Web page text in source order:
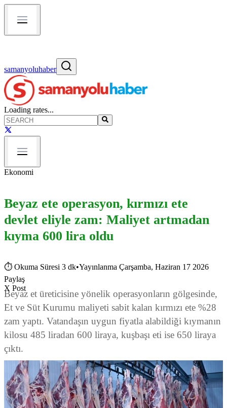
samanyoluhaber
Loading rates...
Ekonomi
Beyaz ete operasyon, kırmızı ete
devlet eliyle zam: Maliyet artmadan
kıyma 600 lira oldu
⏱ Okuma Süresi 3 dk•Yayınlanma Çarşamba, Haziran 17 2026
Paylaş
X Post
Beyaz et üreticisine yönelik operasyonların gölgesinde,
Et ve Süt Kurumu maliyeti sabit kalan kırmızı ete %28
zam yaptı. Vatandaşın uygun fiyatla alabildiği kıymanın
kilosu 485 liradan 600 liraya, kuşbaşı eti ise 650 liraya
çıktı.